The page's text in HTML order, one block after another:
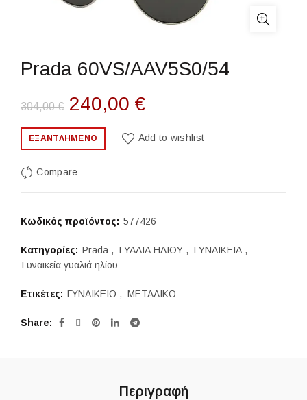
Prada 60VS/AAV5S0/54
304,00€ Original
price
240,00 €Η
τρέχουσα
240,00 €.
ΕΞΑΝΤΛΗΜΈΝΟ Add to wishlist
Compare
Κωδικός προϊόντος: 577426
Κατηγορίες: Prada , ΓΥΑΛΙΑ ΗΛΙΟΥ , ΓΥΝΑΙΚΕΙΑ ,
Γυναικεία γυαλιά ηλίου
Ετικέτες: ΓΥΝΑΙΚΕΙΟ , ΜΕΤΑΛΙΚΟ
Share
Περιγραφή